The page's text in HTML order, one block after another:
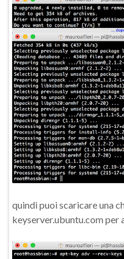
quindi puoi scaricare una
keyserver.ubuntu.com